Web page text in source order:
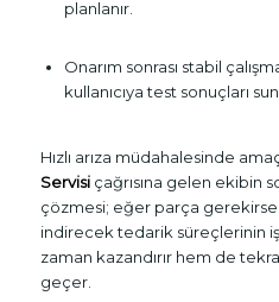
planlanır.
Onarım sonrası stabil
kullanıcıya test sonuçları
Hızlı arıza müdahalesinde
Servisiçağrısına gelen ekibin
çözmesi; eğer parça
indirecek tedarik süreçlerinin
zaman kazandırır hem de
geçer.